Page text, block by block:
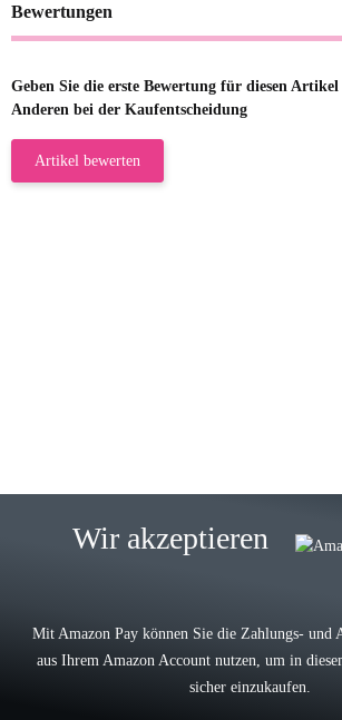
Bewertungen
Geben Sie die erste Bewertung für diesen
Anderen bei der Kaufentscheidung
Artikel bewerten
Lieferung,
Wir akzeptieren
Mit Amazon Pay können Sie die Zahlungs- und
aus Ihrem Amazon Account nutzen, um in
sicher einzukaufen.